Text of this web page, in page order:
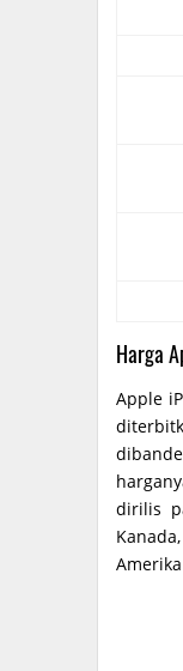
Harga
Apple
dirilis